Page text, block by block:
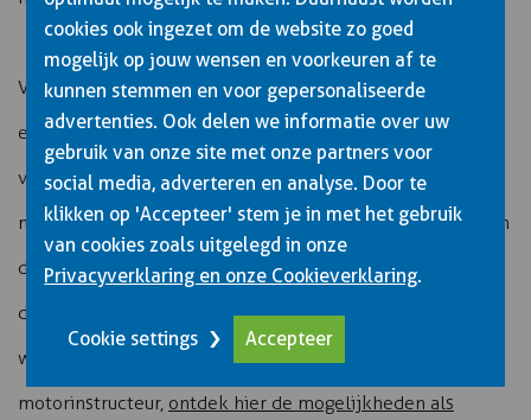
Vervanging is noodzakelijk wanneer beschermende
eigenschappen aangetast zijn. Gescheurde naden,
versleten beschermlagen, niet meer waterdichte
membranen of beschadigde protectoren compromitteren
de veiligheid. Ook verbleekte reflectie of fluorescerende
delen vereisen vervanging om zichtbaarheid te
waarborgen. Voor wie geïnteresseerd is in een carrière als
motorinstructeur, ontdek hier de mogelijkheden als
cookies ook ingezet om de website zo goed
mogelijk op jouw wensen en voorkeuren af te
kunnen stemmen en voor gepersonaliseerde
advertenties. Ook delen we informatie over uw
gebruik van onze site met onze partners voor
social media, adverteren en analyse. Door te
klikken op 'Accepteer' stem je in met het gebruik
van cookies zoals uitgelegd in onze
Privacyverklaring en onze Cookieverklaring.
Cookie settings Accepteer